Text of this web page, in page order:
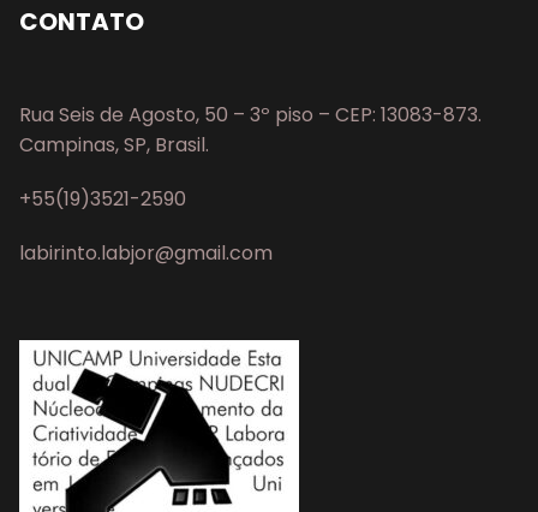
CONTATO
Rua Seis de Agosto, 50 – 3º piso – CEP: 13083-873.
Campinas, SP, Brasil.
+55(19)3521-2590
labirinto.labjor@gmail.com